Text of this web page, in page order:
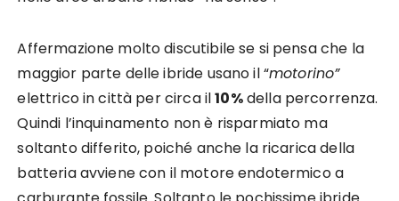
Affermazione molto discutibile se si pensa che la
maggior parte delle ibride usano il “motorino”
elettrico in città per circa il10%della percorrenza.
Quindi l’inquinamento non è risparmiato ma
soltanto differito, poiché anche la ricarica della
batteria avviene con il motore endotermico a